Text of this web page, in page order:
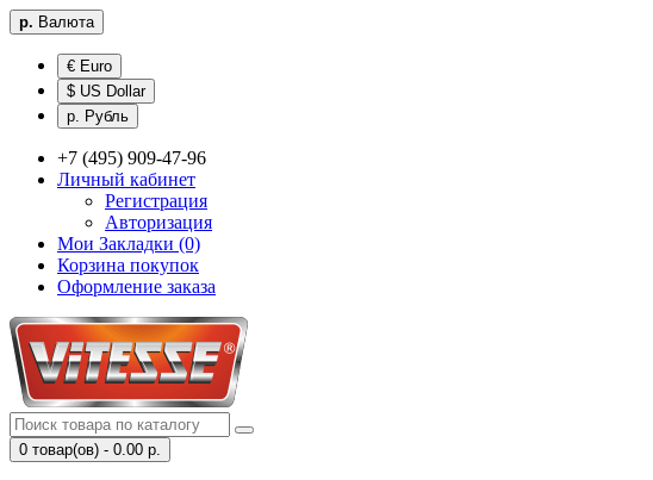
р. Валюта
€ Euro
$ US Dollar
р. Рубль
+7 (495) 909-47-96
Личный кабинет
Регистрация
Авторизация
Мои Закладки (0)
Корзина покупок
Оформление заказа
0 товар(ов) - 0.00 р.